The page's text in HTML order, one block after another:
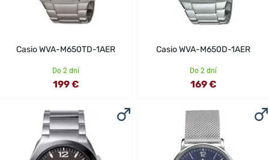
Casio WVA-M650TD-1AER
Do 2 dní
199 €
Casio WVA-M650D-1AER
Do 2 dní
169 €